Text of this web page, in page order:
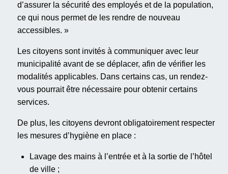
d’assurer la sécurité des employés et de la population,
ce qui nous permet de les rendre de nouveau
accessibles. »
Les citoyens sont invités à communiquer avec leur
municipalité avant de se déplacer, afin de vérifier les
modalités applicables. Dans certains cas, un rendez-
vous pourrait être nécessaire pour obtenir certains
services.
De plus, les citoyens devront obligatoirement respecter
les mesures d’hygiène en place :
Lavage des mains à l’entrée et à la sortie de l’hôtel
de ville ;